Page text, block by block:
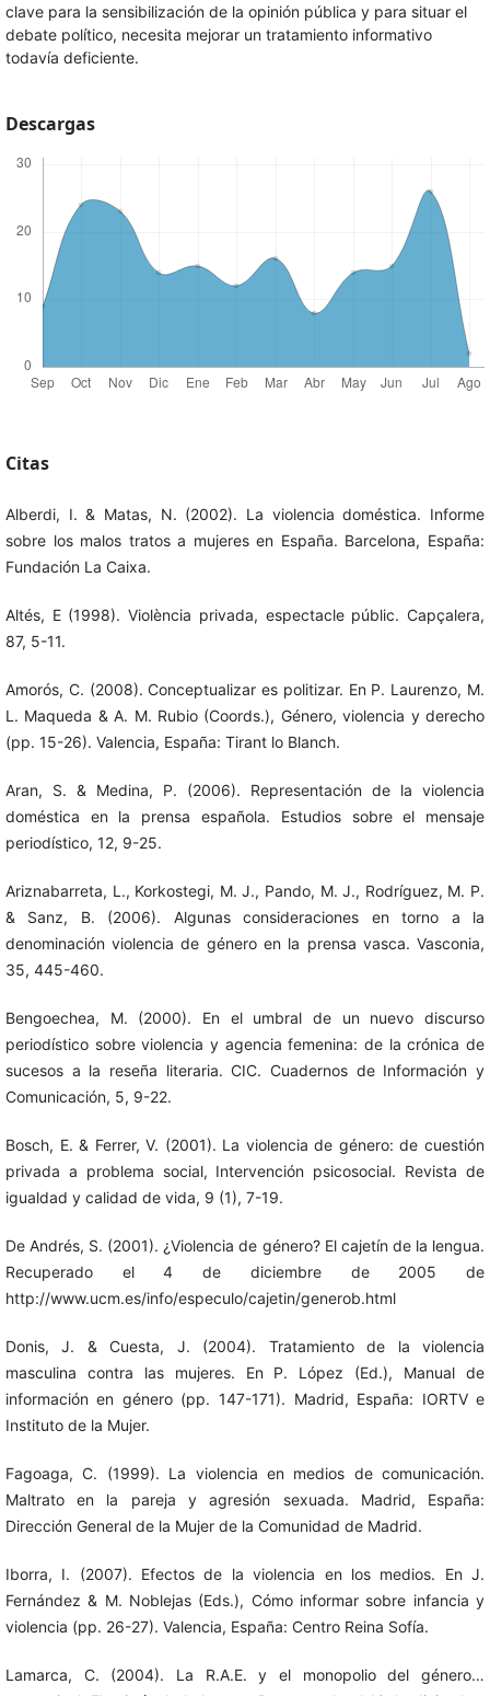
clave para la sensibilización de la opinión pública y para situar el
debate político, necesita mejorar un tratamiento informativo
todavía deficiente.
Descargas
Citas
Alberdi, I. & Matas, N. (2002). La violencia doméstica. Informe
sobre los malos tratos a mujeres en España. Barcelona, España:
Fundación La Caixa.
Altés, E (1998). Violència privada, espectacle públic. Capçalera,
87, 5-11.
Amorós, C. (2008). Conceptualizar es politizar. En P. Laurenzo, M.
L. Maqueda & A. M. Rubio (Coords.), Género, violencia y derecho
(pp. 15-26). Valencia, España: Tirant lo Blanch.
Aran, S. & Medina, P. (2006). Representación de la violencia
doméstica en la prensa española. Estudios sobre el mensaje
periodístico, 12, 9-25.
Ariznabarreta, L., Korkostegi, M. J., Pando, M. J., Rodríguez, M. P.
& Sanz, B. (2006). Algunas consideraciones en torno a la
denominación violencia de género en la prensa vasca. Vasconia,
35, 445-460.
Bengoechea, M. (2000). En el umbral de un nuevo discurso
periodístico sobre violencia y agencia femenina: de la crónica de
sucesos a la reseña literaria. CIC. Cuadernos de Información y
Comunicación, 5, 9-22.
Bosch, E. & Ferrer, V. (2001). La violencia de género: de cuestión
privada a problema social, Intervención psicosocial. Revista de
igualdad y calidad de vida, 9 (1), 7-19.
De Andrés, S. (2001). ¿Violencia de género? El cajetín de la lengua.
Recuperado el 4 de diciembre de 2005 de
http://www.ucm.es/info/especulo/cajetin/generob.html
Donis, J. & Cuesta, J. (2004). Tratamiento de la violencia
masculina contra las mujeres. En P. López (Ed.), Manual de
información en género (pp. 147-171). Madrid, España: IORTV e
Instituto de la Mujer.
Fagoaga, C. (1999). La violencia en medios de comunicación.
Maltrato en la pareja y agresión sexuada. Madrid, España:
Dirección General de la Mujer de la Comunidad de Madrid.
Iborra, I. (2007). Efectos de la violencia en los medios. En J.
Fernández & M. Noblejas (Eds.), Cómo informar sobre infancia y
violencia (pp. 26-27). Valencia, España: Centro Reina Sofía.
Lamarca, C. (2004). La R.A.E. y el monopolio del género…